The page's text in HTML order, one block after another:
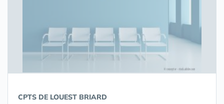
CPTS DE LOUEST BRIARD